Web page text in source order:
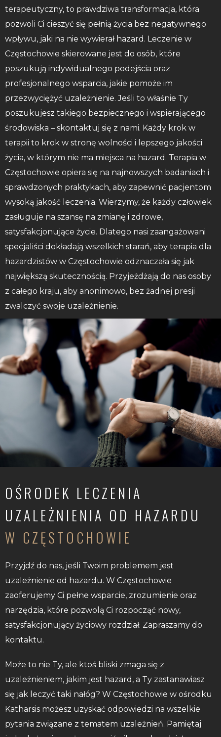
terapeutyczny, to prawdziwa transformacja, która
pozwoli Ci cieszyć się pełnią życia bez negatywnego
wpływu, jaki na nie wywierał hazard. Leczenie w
Częstochowie skierowane jest do osób, które
poszukują indywidualnego podejścia oraz
profesjonalnego wsparcia, jakie pomoże im
przezwyciężyć uzależnienie. Jeśli to właśnie Ty
poszukujesz takiego bezpiecznego i wspierającego
środowiska – skontaktuj się z nami. Każdy krok w
terapii to krok w stronę wolności i lepszego jakości
życia, w którym nie ma miejsca na hazard. Terapia w
Częstochowie opiera się na najnowszych badaniach i
sprawdzonych praktykach, aby zapewnić pacjentom
wysoką jakość leczenia. Wierzymy, że każdy człowiek
zasługuje na szansę na zmianę i zdrowe,
satysfakcjonujące życie. Dlatego nasi zaangażowani
specjaliści dokładają wszelkich starań, aby terapia dla
hazardzistów w Częstochowie odznaczała się jak
największą skutecznością. Przyjeżdżają do nas osoby
z całego kraju, aby anonimowo, bez żadnej presji
zwalczyć swoje uzależnienie.
OŚRODEK LECZENIA
UZALEŻNIENIA OD HAZARDU
W CZĘSTOCHOWIE
Przyjdź do nas, jeśli Twoim problemem jest
uzależnienie od hazardu. W Częstochowie
zaoferujemy Ci pełne wsparcie, zrozumienie oraz
narzędzia, które pozwolą Ci rozpocząć nowy,
satysfakcjonujący życiowy rozdział. Zapraszamy do
kontaktu.
Może to nie Ty, ale ktoś bliski zmaga się z
uzależnieniem, jakim jest hazard, a Ty zastanawiasz
się jak leczyć taki nałóg? W Częstochowie w ośrodku
Katharsis możesz uzyskać odpowiedzi na wszelkie
pytania związane z tematem uzależnień. Pamiętaj